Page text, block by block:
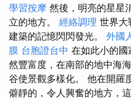
學習按摩 然後，明亮的星星
立的地方。 經絡調理 世界大
建築的記憶閃閃發光。 外國
膜 台胞證台中 在如此小的國
然豐富度，在南部的地中海
谷使景觀多樣化。 他在開羅
僻靜的，令人興奮的地方，